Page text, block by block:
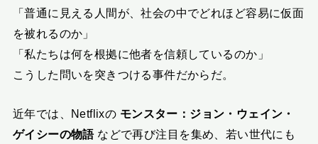
「普通に見える人間が、社会の中でどれほど容易に仮面
を被れるのか」
「私たちは何を根拠に他者を信頼しているのか」
こうした問いを突きつける事件だからだ。
近年では、Netflixの モンスター：ジョン・ウェイン・
ゲイシーの物語などで再び注目を集め、若い世代にも